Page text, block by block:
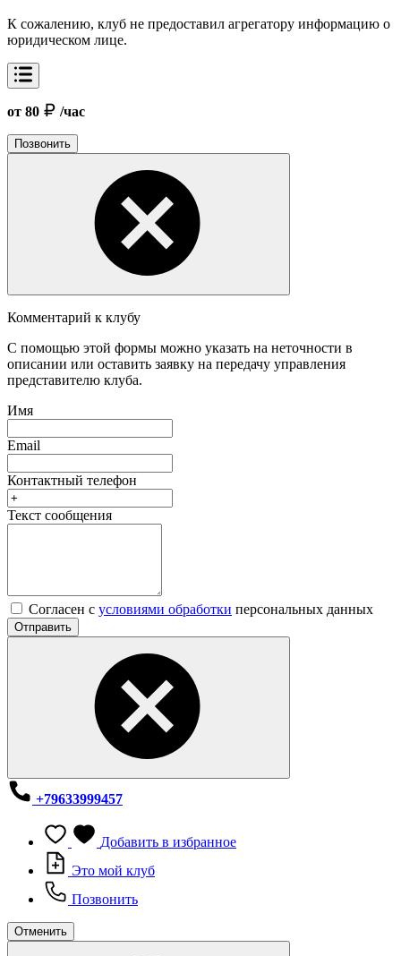
К сожалению, клуб не предоставил агрегатору информацию о
юридическом лице.
от 80 /час
Позвонить
Комментарий к клубу
С помощью этой формы можно указать на неточности в
описании или оставить заявку на передачу управления
представителю клуба.
Имя
Email
Контактный телефон
Текст сообщения
Согласен с условиями обработки персональных данных
Отправить
+79633999457
Добавить в избранное
Это мой клуб
Позвонить
Отменить